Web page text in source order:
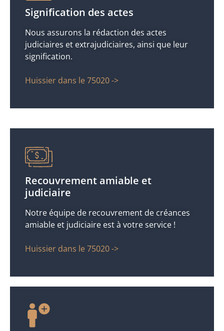
Signification des actes
Nous assurons la rédaction des actes
judiciaires et extrajudiciaires, ainsi que leur
signification.
Huissier dans le 75020 ->
Recouvrement amiable et
judiciaire
Notre équipe de recouvrement de créances
amiable et judiciaire est à votre service !
Huissier dans le 75020 ->